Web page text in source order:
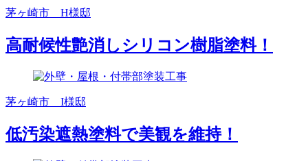
茅ヶ崎市 H様邸
高耐候性艶消しシリコン樹脂塗料！
茅ヶ崎市 I様邸
低汚染遮熱塗料で美観を維持！